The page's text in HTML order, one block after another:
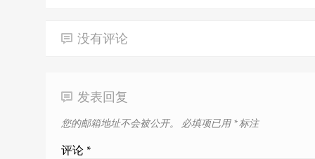
没有评论
发表回复
您的邮箱地址不会被公开。
必填项已用*标注
评论 *